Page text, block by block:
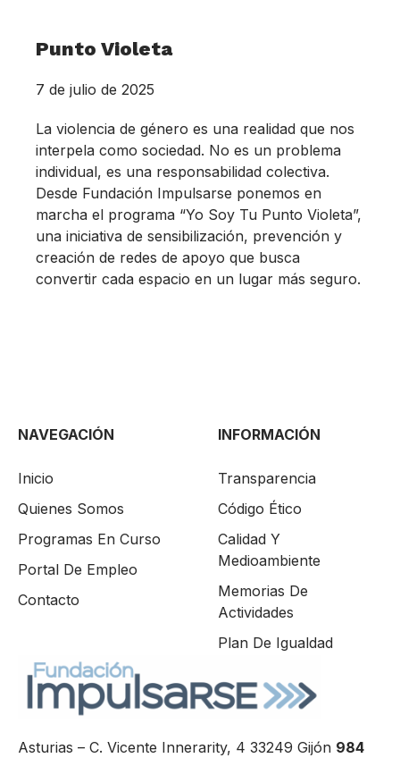
Punto Violeta
7 de julio de 2025
La violencia de género es una realidad que nos
interpela como sociedad. No es un problema
individual, es una responsabilidad colectiva.
Desde Fundación Impulsarse ponemos en
marcha el programa “Yo Soy Tu Punto Violeta”,
una iniciativa de sensibilización, prevención y
creación de redes de apoyo que busca
convertir cada espacio en un lugar más seguro.
NAVEGACIÓN
Inicio
Quienes Somos
Programas En Curso
Portal De Empleo
Contacto
INFORMACIÓN
Transparencia
Código Ético
Calidad Y
Medioambiente
Memorias De
Actividades
Plan De Igualdad
Asturias – C. Vicente Innerarity, 4 33249 Gijón 984